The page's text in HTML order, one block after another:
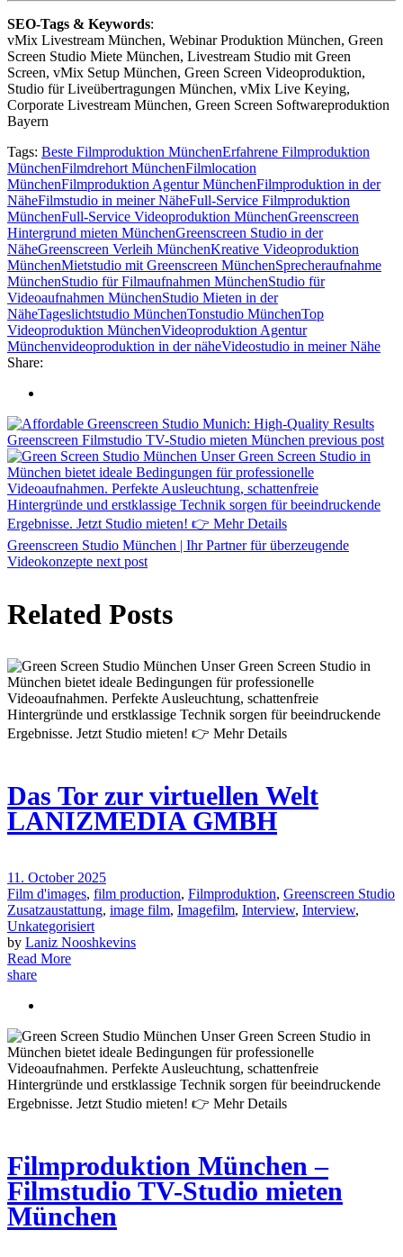
SEO-Tags & Keywords:
vMix Livestream München, Webinar Produktion München, Green
Screen Studio Miete München, Livestream Studio mit Green
Screen, vMix Setup München, Green Screen Videoproduktion,
Studio für Liveübertragungen München, vMix Live Keying,
Corporate Livestream München, Green Screen Softwareproduktion
Bayern
Tags: Beste Filmproduktion MünchenErfahrene Filmproduktion
MünchenFilmdrehort MünchenFilmlocation
MünchenFilmproduktion Agentur MünchenFilmproduktion in der
NäheFilmstudio in meiner NäheFull-Service Filmproduktion
MünchenFull-Service Videoproduktion MünchenGreenscreen
Hintergrund mieten MünchenGreenscreen Studio in der
NäheGreenscreen Verleih MünchenKreative Videoproduktion
MünchenMietstudio mit Greenscreen MünchenSprecheraufnahme
MünchenStudio für Filmaufnahmen MünchenStudio für
Videoaufnahmen MünchenStudio Mieten in der
NäheTageslichtstudio MünchenTonstudio MünchenTop
Videoproduktion MünchenVideoproduktion Agentur
Münchenvideoproduktion in der näheVideostudio in meiner Nähe
Share:
Greenscreen Filmstudio TV-Studio mieten München previous post
Greenscreen Studio München | Ihr Partner für überzeugende
Videokonzepte next post
Related Posts
Das Tor zur virtuellen Welt
LANIZMEDIA GMBH
11. October 2025
Film d'images, film production, Filmproduktion, Greenscreen Studio
Zusatzaustattung, image film, Imagefilm, Interview, Interview,
Unkategorisiert
by Laniz Nooshkevins
Read More
share
Filmproduktion München –
Filmstudio TV-Studio mieten
München